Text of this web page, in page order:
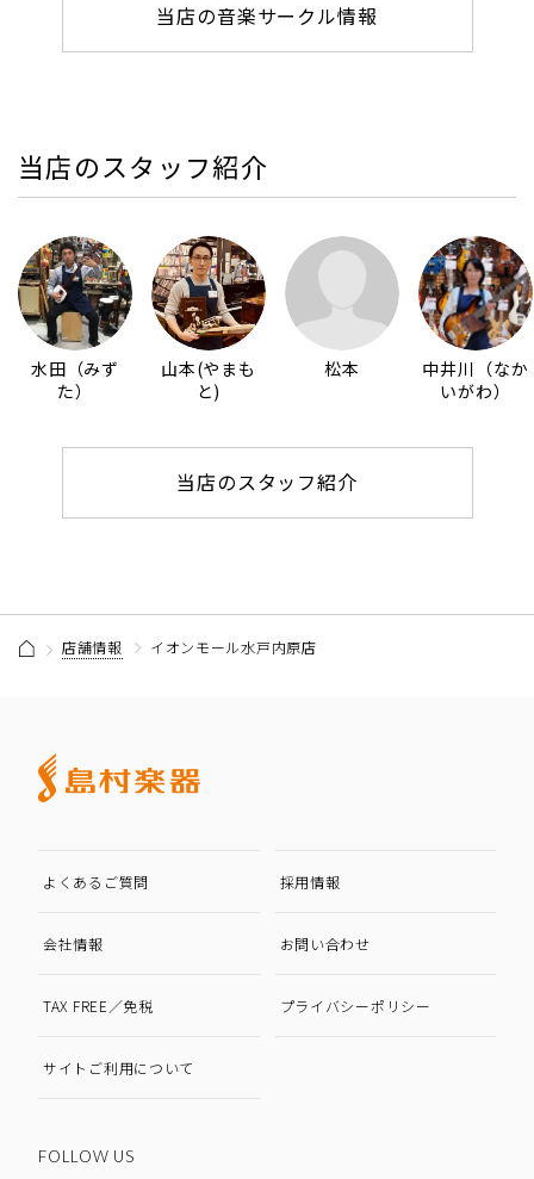
当店の音楽サークル情報
当店のスタッフ紹介
水田（みず
た）
山本(やまも
と)
松本
中井川（なか
いがわ）
当店のスタッフ紹介
店舗情報 イオンモール水戸内原店
よくあるご質問 採用情報
会社情報 お問い合わせ
TAX FREE／免税 プライバシーポリシー
サイトご利用について
FOLLOW US